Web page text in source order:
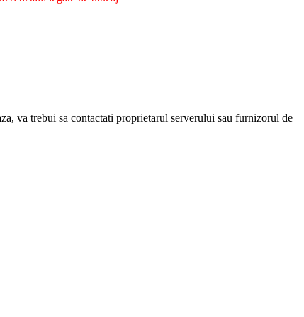
va trebui sa contactati proprietarul serverului sau furnizorul de